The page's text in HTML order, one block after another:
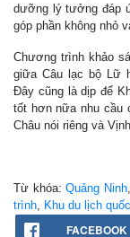
dưỡng lý tưởng đáp
góp phần không nhỏ
Chương trình khảo
giữa Câu lạc bộ Lữ
Đây cũng là dịp để
tốt hơn nữa nhu cầu
Châu nói riêng và
Từ khóa: Quảng Ninh,
trình
Khu du lịch
FACEBOOK